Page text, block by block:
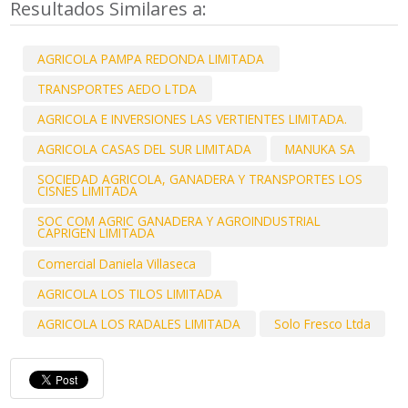
Resultados Similares a:
AGRICOLA PAMPA REDONDA LIMITADA
TRANSPORTES AEDO LTDA
AGRICOLA E INVERSIONES LAS VERTIENTES LIMITADA.
AGRICOLA CASAS DEL SUR LIMITADA
MANUKA SA
SOCIEDAD AGRICOLA, GANADERA Y TRANSPORTES LOS
CISNES LIMITADA
SOC COM AGRIC GANADERA Y AGROINDUSTRIAL
CAPRIGEN LIMITADA
Comercial Daniela Villaseca
AGRICOLA LOS TILOS LIMITADA
AGRICOLA LOS RADALES LIMITADA
Solo Fresco Ltda